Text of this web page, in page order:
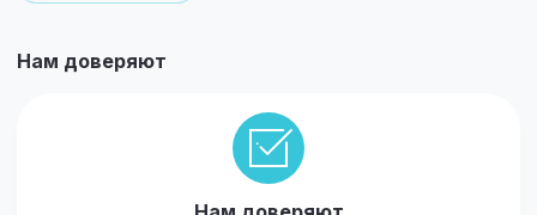
Нам доверяют